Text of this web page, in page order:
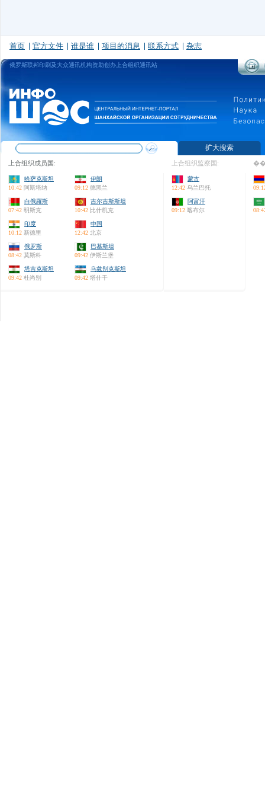
首页 官方文件 谁是谁 项目的消息 联系方式 杂志
俄罗斯联邦印刷及大众通讯机构资助创办上合组织通讯站
扩大搜索
上合组织成员国:
哈萨克斯坦
10:42 阿斯塔纳
伊朗
09:12 德黑兰
白俄羅斯
07:42 明斯克
吉尔吉斯斯坦
10:42 比什凯克
印度
10:12 新德里
中国
12:42 北京
俄罗斯
08:42 莫斯科
巴基斯坦
09:42 伊斯兰堡
塔吉克斯坦
09:42 杜尚别
乌兹别克斯坦
09:42 塔什干
上合组织监察国:
蒙古
12:42 乌兰巴托
阿富汗
09:12 喀布尔